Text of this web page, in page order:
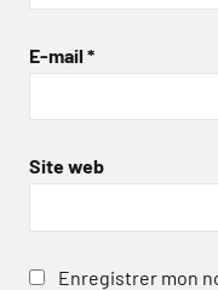
E-mail *
Site web
Enregistrer mon